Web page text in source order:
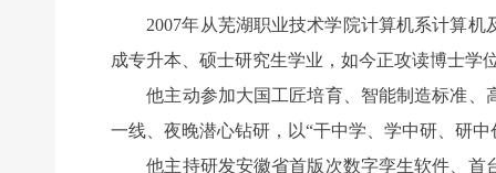
2007年从芜湖职业技术学院计算机系计算机
成专升本、硕士研究生学业，如今正攻读博士学
他主动参加大国工匠培育、智能制造标准、
一线、夜晚潜心钻研，以“干中学、学中研、研
他主持研发安徽省首版次数字孪生软件、首